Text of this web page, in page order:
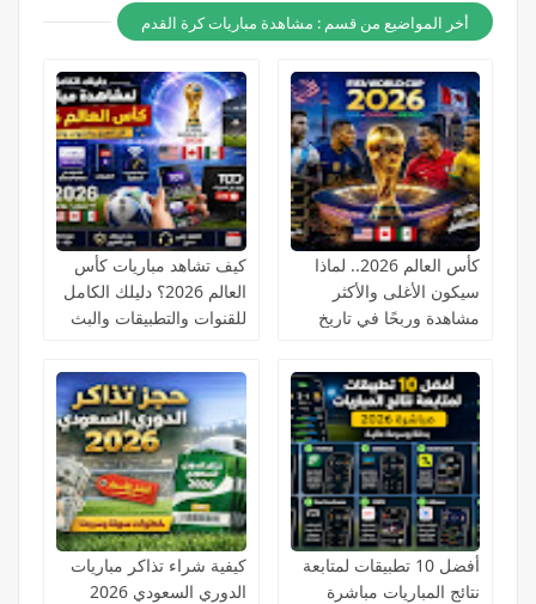
أخر المواضيع من قسم : مشاهدة مباريات كرة القدم
كأس العالم 2026.. لماذا
سيكون الأغلى والأكثر
مشاهدة وربحًا في تاريخ
كيف تشاهد مباريات كأس
العالم 2026؟ دليلك الكامل
للقنوات والتطبيقات والبث
أفضل 10 تطبيقات لمتابعة
نتائج المباريات مباشرة
كيفية شراء تذاكر مباريات
الدوري السعودي 2026